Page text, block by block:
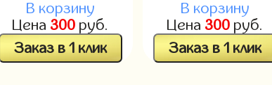
В корзину
Цена 300 руб.
Заказ в 1 клик
В корзину
Цена 300 руб.
Заказ в 1 клик